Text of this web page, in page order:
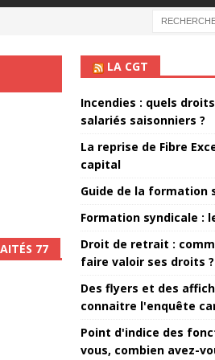
77
LA CGT
Incendies : quels
salariés saisonniers ?
La reprise de Fibre
capital
Guide de la formation
Formation syndicale :
Droit de retrait :
faire valoir ses droits ?
Des flyers et des
connaitre l'enquête
Point d'indice des
vous, combien avez-